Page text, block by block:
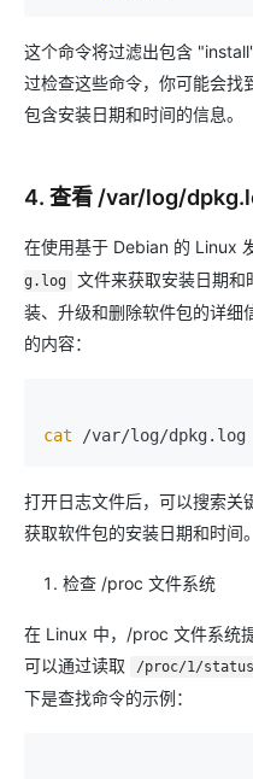
这个命令将过滤出包含
过检查这些命令，你可能会找
包含安装日期和时间的信息。
4. 查看 /var/log/
在使用基于 Debian 的 Linux
g.log
文件来获取安装日期和
装、升级和删除软件包的详细
的内容：
cat
打开日志文件后，可以搜索
获取软件包的安装日期和时间。
检查 /proc 文件系统
在 Linux 中，/proc 文件系统
可以通过读取
/proc/1/status
下是查找命令的示例：